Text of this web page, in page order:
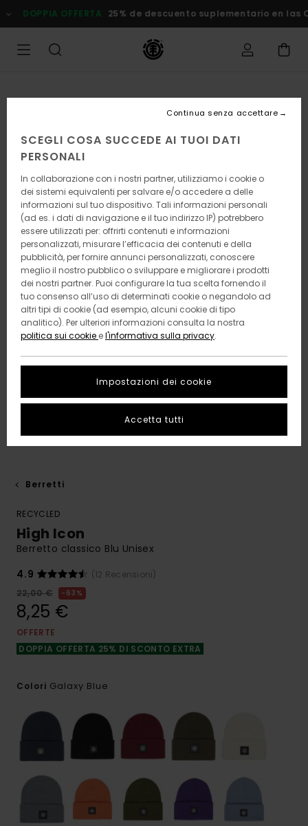
alle
informazioni
prodotto
DOPPIA OFFERTA 25% de descuento suplementario en
Berretti
RECYCLED
High Icon
Berretto classico Blu Unisex
4.9
(12 Recensioni)
22,00 €
63%
8,25 €
OFFERTE
DOPPIA OFFERTA 25% DI SCONTO EXTRA
Colori Galaxy Blue
SCEGLI COSA SUCCEDE AI TUOI DATI
PERSONALI
In collaborazione con i nostri partner, utilizziamo i cookie o
dei sistemi equivalenti per salvare e/o accedere a delle
informazioni sul tuo dispositivo. Tali informazioni personali
(ad es. i dati di navigazione e il tuo indirizzo IP) potrebbero
essere utilizzati per: offrirti contenuti e informazioni
personalizzati, misurare l’efficacia dei contenuti e della
pubblicità, per fornire annunci personalizzati, conoscere
meglio il nostro pubblico o sviluppare e migliorare i prodotti
dei nostri partner. Puoi configurare la tua scelta fornendo il
tuo consenso all’uso di determinati cookie o negandolo ad
altri tipi di cookie (ad esempio, alcuni cookie di tipo
analitico). Per ulteriori informazioni consulta la nostra
politica sui cookie el'informativa sulla privacy.
Impostazioni dei cookie
Continua senza accettare
Accetta tutti